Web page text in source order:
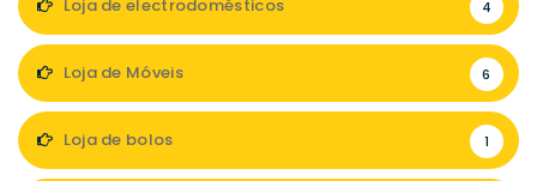
Loja de electrodomésticos 4
Loja de Móveis 6
Loja de bolos 1